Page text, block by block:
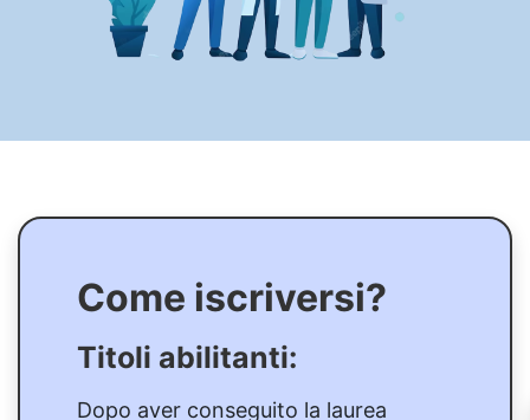
Come iscriversi?
Titoli abilitanti:
Dopo aver conseguito la laurea